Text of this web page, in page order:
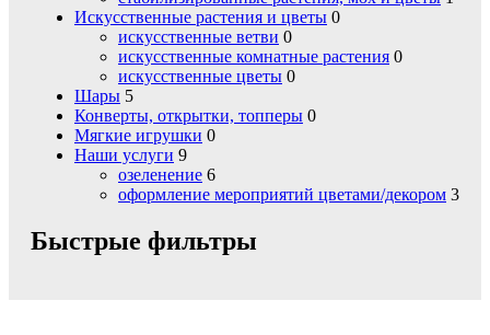
Искусственные растения и цветы 0
искусственные ветви 0
искусственные комнатные растения 0
искусственные цветы 0
Шары 5
Конверты, открытки, топперы 0
Мягкие игрушки 0
Наши услуги 9
озеленение 6
оформление мероприятий цветами/декором 3
Быстрые фильтры